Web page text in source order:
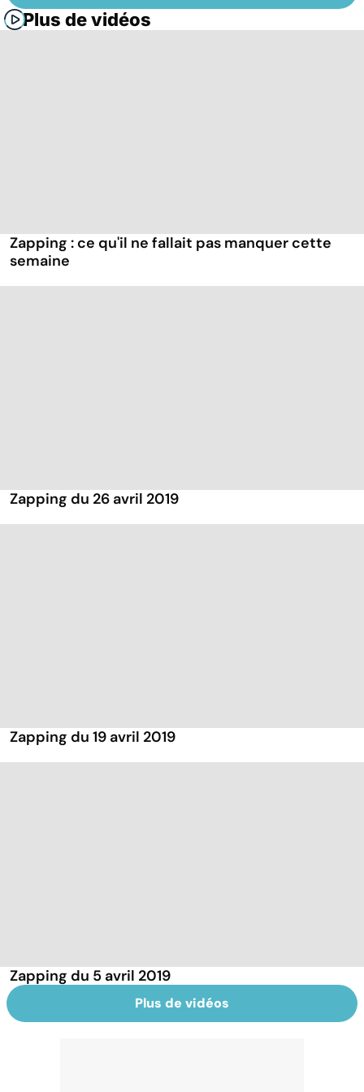
Plus de vidéos
Zapping : ce qu'il ne fallait pas manquer cette
semaine
Zapping du 26 avril 2019
Zapping du 19 avril 2019
Zapping du 5 avril 2019
Plus de vidéos